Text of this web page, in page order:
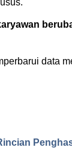
data